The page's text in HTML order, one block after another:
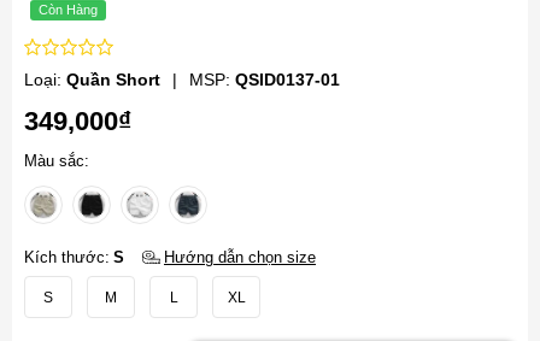
Loại: Quần Short | MSP: QSID0137-01
349,000₫
Màu sắc:
Kích thước: S Hướng dẫn chọn size
S M L XL